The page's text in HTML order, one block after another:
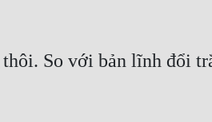
So với bản lĩnh đổi